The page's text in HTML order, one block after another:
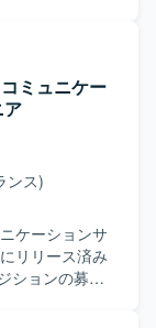
【ポジ
る方がショッ
スの開発に携
トラフィッ
ための仕組
い続けられ
に行うこと
に関われま
に取り組んで
用いたAPIお
ンドでは
ーションの
Buffersを
プリケーシ
のコンテナ環
を用いた
インを活用し
【求め
の課題解決に
エンドから
ミュニケー
ンス)
ケーションサ
リリース済み
ションの募集